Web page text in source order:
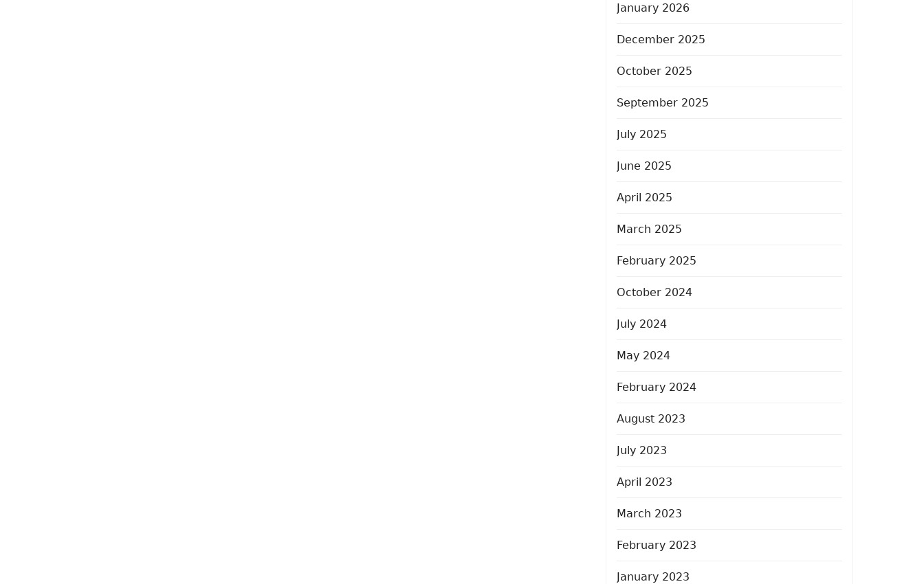
January 2026
December 2025
October 2025
September 2025
July 2025
June 2025
April 2025
March 2025
February 2025
October 2024
July 2024
May 2024
February 2024
August 2023
July 2023
April 2023
March 2023
February 2023
January 2023